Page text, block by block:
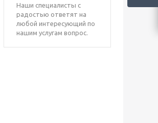
Наши специалисты с
радостью ответят на
любой интересующий по
нашим услугам вопрос.